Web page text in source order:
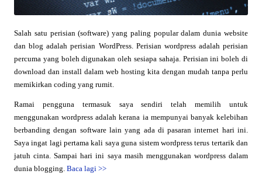
Salah satu perisian (software) yang paling popular dalam dunia website
dan blog adalah perisian WordPress. Perisian wordpress adalah perisian
percuma yang boleh digunakan oleh sesiapa sahaja. Perisian ini boleh di
download dan install dalam web hosting kita dengan mudah tanpa perlu
memikirkan coding yang rumit.
Ramai pengguna termasuk saya sendiri telah memilih untuk
menggunakan wordpress adalah kerana ia mempunyai banyak kelebihan
berbanding dengan software lain yang ada di pasaran internet hari ini.
Saya ingat lagi pertama kali saya guna sistem wordpress terus tertarik dan
jatuh cinta. Sampai hari ini saya masih menggunakan wordpress dalam
dunia blogging. Baca lagi >>